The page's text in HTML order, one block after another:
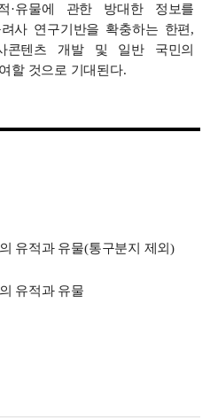
·유물에 관한 방대한 정보를
사 연구기반을 확충하는 한편 ,
콘텐츠 개발 및 일반 국민의
할 것으로 기대된다.
유적과 유물(통구분지 제외)
유적과 유물